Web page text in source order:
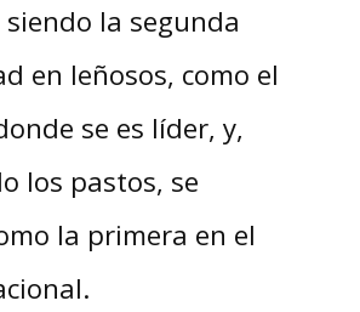
siendo la segunda
en leñosos, como el
se es líder, y,
los pastos, se
la primera en el